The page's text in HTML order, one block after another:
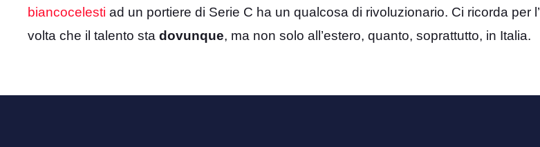
biancocelesti ad un portiere di Serie C ha un qualcosa di rivoluzionario. Ci ricorda per
volta che il talento sta dovunque, ma non solo all’estero, quanto, soprattutto, in Italia.